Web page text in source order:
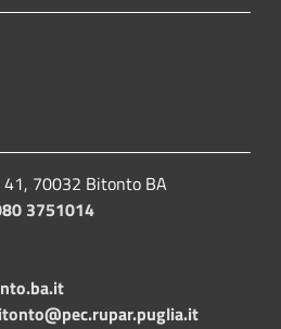
41, 70032 Bitonto BA
3751014